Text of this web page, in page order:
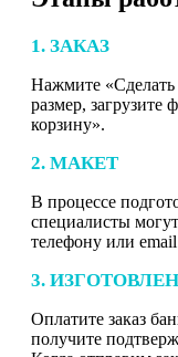
1. ЗАКАЗ
Нажмите «Сделать
размер, загрузите
корзину».
2. МАКЕТ
В процессе
специалисты
телефону или email
3.
Оплатите заказ
получите